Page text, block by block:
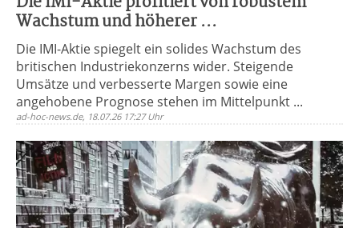
Wachstum und höherer ...
Die IMI-Aktie spiegelt ein solides Wachstum des
britischen Industriekonzerns wider. Steigende
Umsätze und verbesserte Margen sowie eine
angehobene Prognose stehen im Mittelpunkt ...
ad-hoc-news.de, 18.07.26 17:27 Uhr